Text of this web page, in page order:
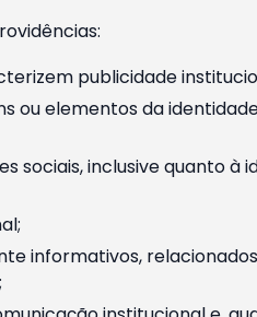
publicidade
ou elementos da
sociais, inclusive quanto à
informativos,